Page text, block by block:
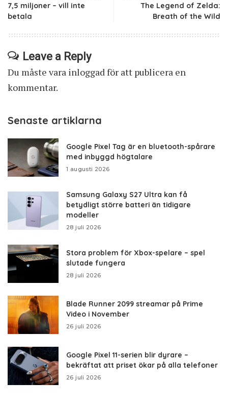
7,5 miljoner – vill inte
betala
The Legend of Zelda:
Breath of the Wild
Leave a Reply
Du måste vara inloggad för att publicera en
kommentar.
Senaste artiklarna
Google Pixel Tag är en bluetooth-spårare
med inbyggd högtalare
1 augusti 2026
Samsung Galaxy S27 Ultra kan få
betydligt större batteri än tidigare
modeller
28 juli 2026
Stora problem för Xbox-spelare – spel
slutade fungera
28 juli 2026
Blade Runner 2099 streamar på Prime
Video i November
26 juli 2026
Google Pixel 11-serien blir dyrare –
bekräftat att priset ökar på alla telefoner
26 juli 2026